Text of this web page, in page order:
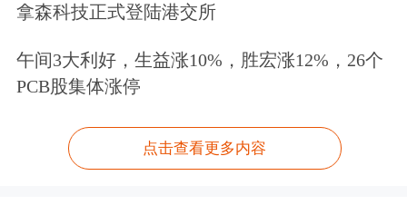
低，市场成交量较前期回落明显。在市
构表示，仍看好2025年A股市场的整体
拿森科技正式登陆港交所
午间3大利好，生益涨10%，胜宏涨12%，26个
PCB股集体涨停
点击查看更多内容